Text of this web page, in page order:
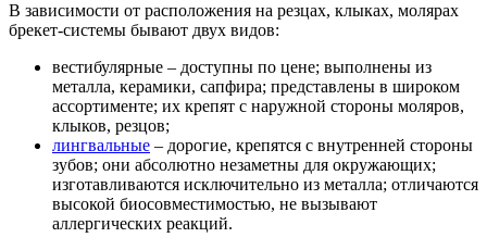
В зависимости от расположения на резцах, клыках, молярах
брекет-системы бывают двух видов:
вестибулярные – доступны по цене; выполнены из
металла, керамики, сапфира; представлены в широком
ассортименте; их крепят с наружной стороны моляров,
клыков, резцов;
лингвальные – дорогие, крепятся с внутренней стороны
зубов; они абсолютно незаметны для окружающих;
изготавливаются исключительно из металла; отличаются
высокой биосовместимостью, не вызывают
аллергических реакций.